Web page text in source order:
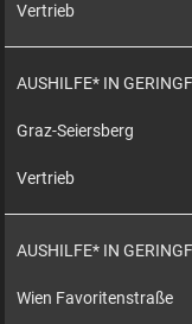
Vertrieb
AUSHILFE* IN
Graz-Seiersberg
Vertrieb
AUSHILFE* IN
Wien Favoritenstraße